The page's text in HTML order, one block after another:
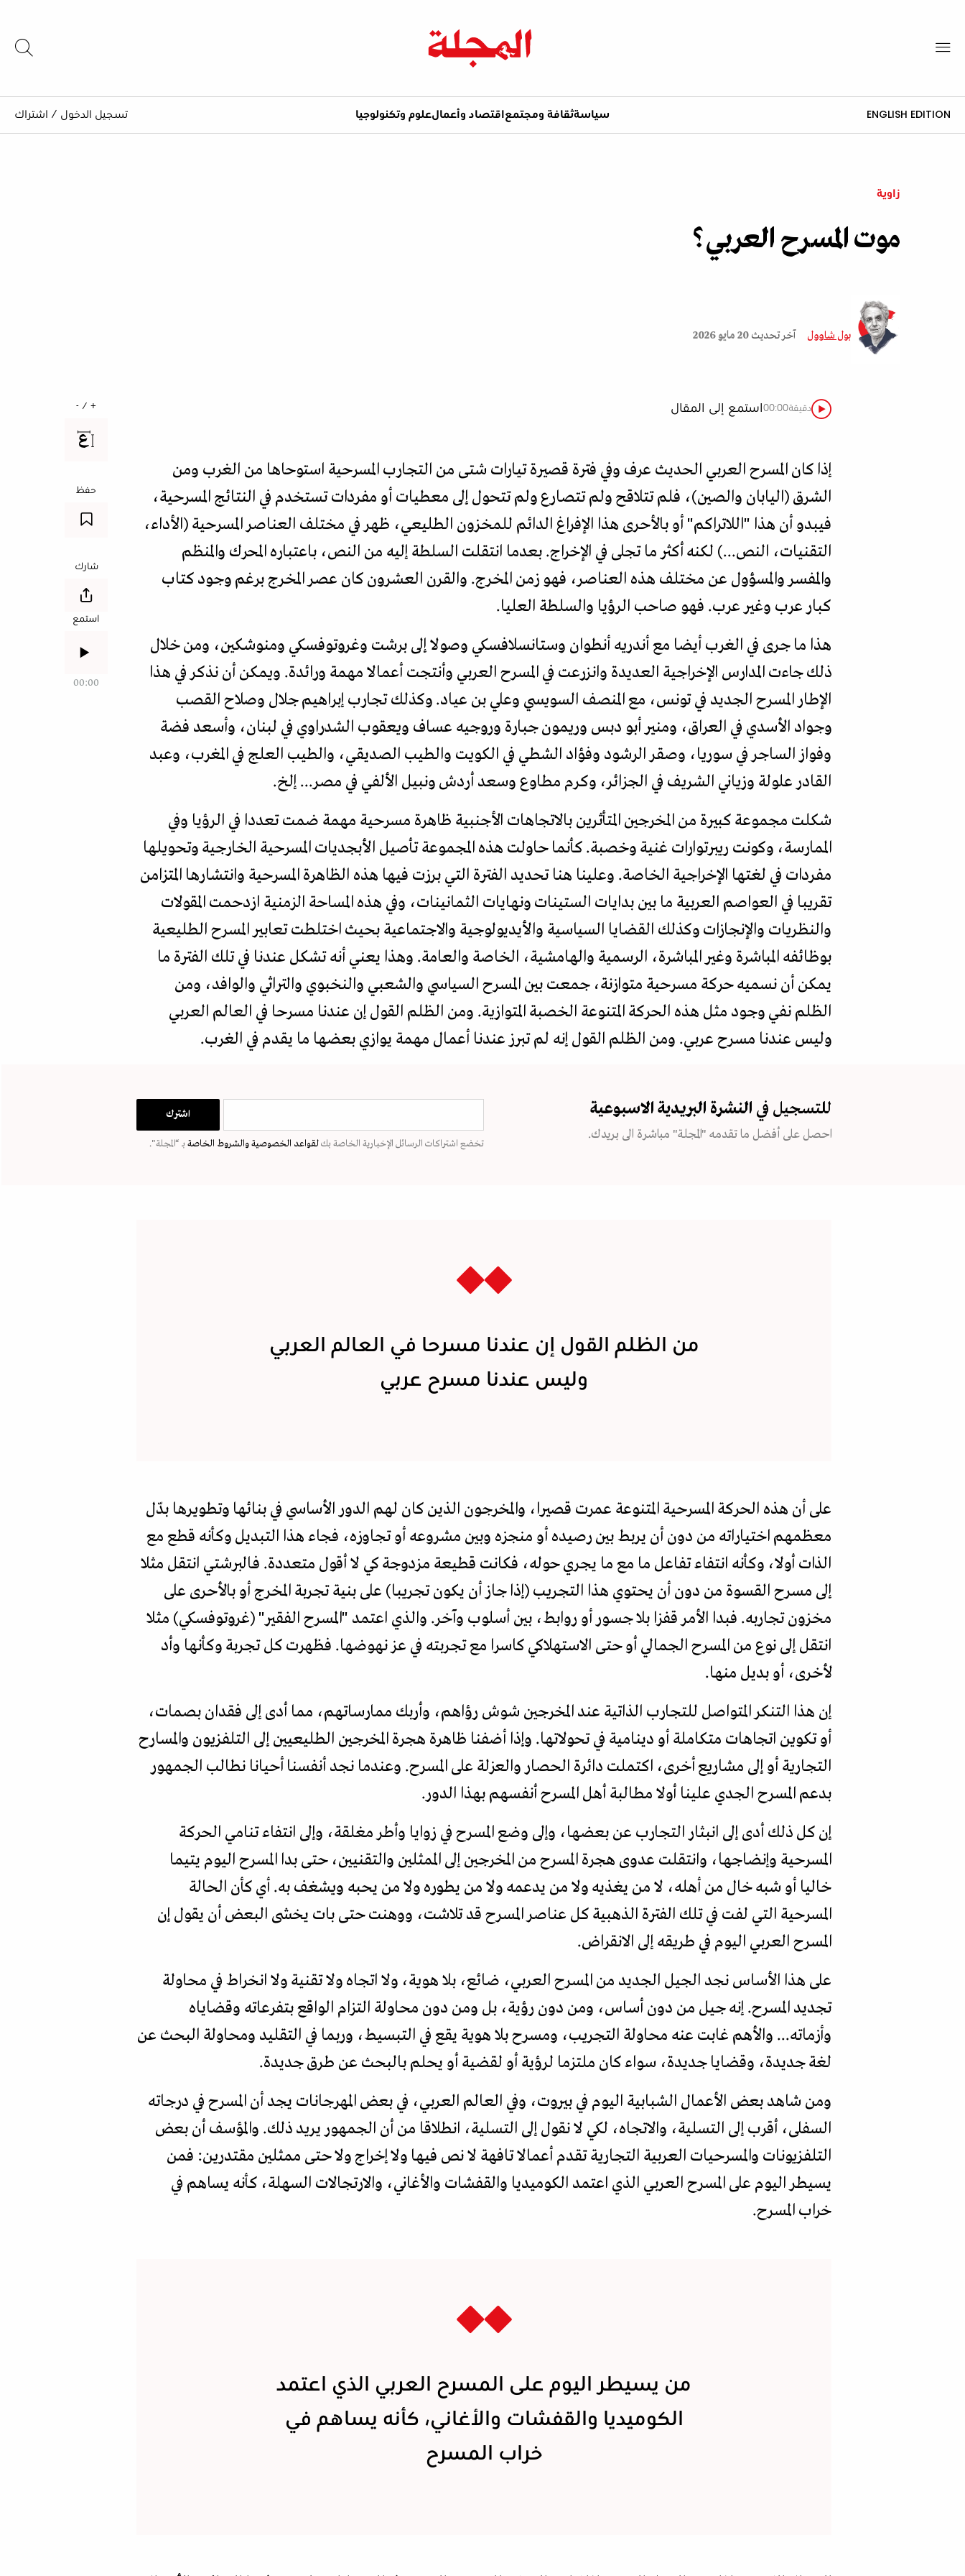
ENGLISH EDITION سياسةثقافة ومجتمع اقتصاد وأعمالعلوم وتكنولوجيا تسجيل الدخول / اشتراك
زاوية
موت المسرح العربي؟
بول شاوول آخر تحديث 20 مايو 2026
استمع إلى المقال00:00دقيقة
إذا كان المسرح العربي الحديث عرف وفي فترة قصيرة تيارات شتى من التجارب المسرحية استوحاها من الغرب ومن
الشرق (اليابان والصين)، فلم تتلاقح ولم تتصارع ولم تتحول إلى معطيات أو مفردات تستخدم في النتائج المسرحية،
فيبدو أن هذا "اللاتراكم" أو بالأحرى هذا الإفراغ الدائم للمخزون الطليعي، ظهر في مختلف العناصر المسرحية (الأداء،
التقنيات، النص...) لكنه أكثر ما تجلى في الإخراج. بعدما انتقلت السلطة إليه من النص، باعتباره المحرك والمنظم
والمفسر والمسؤول عن مختلف هذه العناصر، فهو زمن المخرج. والقرن العشرون كان عصر المخرج برغم وجود كتاب
كبار عرب وغير عرب. فهو صاحب الرؤيا والسلطة العليا.
هذا ما جرى في الغرب أيضا مع أندريه أنطوان وستانسلافسكي وصولا إلى برشت وغروتوفسكي ومنوشكين، ومن خلال
ذلك جاءت المدارس الإخراجية العديدة وانزرعت في المسرح العربي وأنتجت أعمالا مهمة ورائدة. ويمكن أن نذكر في هذا
الإطار المسرح الجديد في تونس، مع المنصف السويسي وعلي بن عياد. وكذلك تجارب إبراهيم جلال وصلاح القصب
وجواد الأسدي في العراق، ومنير أبو دبس وريمون جبارة وروجيه عساف ويعقوب الشدراوي في لبنان، وأسعد فضة
وفواز الساجر في سوريا، وصقر الرشود وفؤاد الشطي في الكويت والطيب الصديقي، والطيب العلج في المغرب، وعبد
القادر علولة وزياني الشريف في الجزائر، وكرم مطاوع وسعد أردش ونبيل الألفي في مصر... إلخ.
شكلت مجموعة كبيرة من المخرجين المتأثرين بالاتجاهات الأجنبية ظاهرة مسرحية مهمة ضمت تعددا في الرؤيا وفي
الممارسة، وكونت ريبرتوارات غنية وخصبة. كأنما حاولت هذه المجموعة تأصيل الأبجديات المسرحية الخارجية وتحويلها
مفردات في لغتها الإخراجية الخاصة. وعلينا هنا تحديد الفترة التي برزت فيها هذه الظاهرة المسرحية وانتشارها المتزامن
تقريبا في العواصم العربية ما بين بدايات الستينات ونهايات الثمانينات، وفي هذه المساحة الزمنية ازدحمت المقولات
والنظريات والإنجازات وكذلك القضايا السياسية والأيديولوجية والاجتماعية بحيث اختلطت تعابير المسرح الطليعية
بوظائفه المباشرة وغير المباشرة، الرسمية والهامشية، الخاصة والعامة. وهذا يعني أنه تشكل عندنا في تلك الفترة ما
يمكن أن نسميه حركة مسرحية متوازنة، جمعت بين المسرح السياسي والشعبي والنخبوي والتراثي والوافد، ومن
الظلم نفي وجود مثل هذه الحركة المتنوعة الخصبة المتوازية. ومن الظلم القول إن عندنا مسرحا في العالم العربي
وليس عندنا مسرح عربي. ومن الظلم القول إنه لم تبرز عندنا أعمال مهمة يوازي بعضها ما يقدم في الغرب.
للتسجيل في النشرة البريدية الاسبوعية
احصل على أفضل ما تقدمه "المجلة" مباشرة الى بريدك.
تخضع اشتراكات الرسائل الإخبارية الخاصة بكلقواعد الخصوصيةوالشروط الخاصة بـ “المجلة".
من الظلم القول إن عندنا مسرحا في العالم العربي
وليس عندنا مسرح عربي
على أن هذه الحركة المسرحية المتنوعة عمرت قصيرا، والمخرجون الذين كان لهم الدور الأساسي في بنائها وتطويرها بدّل
معظمهم اختياراته من دون أن يربط بين رصيده أو منجزه وبين مشروعه أو تجاوزه، فجاء هذا التبديل وكأنه قطع مع
الذات أولا، وكأنه انتفاء تفاعل ما مع ما يجري حوله، فكانت قطيعة مزدوجة كي لا أقول متعددة. فـالبرشتي انتقل مثلا
إلى مسرح القسوة من دون أن يحتوي هذا التجريب (إذا جاز أن يكون تجريبا) على بنية تجربة المخرج أو بالأحرى على
مخزون تجاربه. فبدا الأمر قفزا بلا جسور أو روابط، بين أسلوب وآخر. والذي اعتمد "المسرح الفقير" (غروتوفسكي) مثلا
انتقل إلى نوع من المسرح الجمالي أو حتى الاستهلاكي كاسرا مع تجربته في عز نهوضها. فظهرت كل تجربة وكأنها وأد
لأخرى، أو بديل منها.
إن هذا التنكر المتواصل للتجارب الذاتية عند المخرجين شوش رؤاهم، وأربك ممارساتهم، مما أدى إلى فقدان بصمات،
أو تكوين اتجاهات متكاملة أو دينامية في تحولاتها. وإذا أضفنا ظاهرة هجرة المخرجين الطليعيين إلى التلفزيون والمسارح
التجارية أو إلى مشاريع أخرى، اكتملت دائرة الحصار والعزلة على المسرح. وعندما نجد أنفسنا أحيانا نطالب الجمهور
بدعم المسرح الجدي علينا أولا مطالبة أهل المسرح أنفسهم بهذا الدور.
إن كل ذلك أدى إلى انبثار التجارب عن بعضها، وإلى وضع المسرح في زوايا وأطر مغلقة، وإلى انتفاء تنامي الحركة
المسرحية وإنضاجها، وانتقلت عدوى هجرة المسرح من المخرجين إلى الممثلين والتقنيين، حتى بدا المسرح اليوم يتيما
خاليا أو شبه خال من أهله، لا من يغذيه ولا من يدعمه ولا من يطوره ولا من يحبه ويشغف به. أي كأن الحالة
المسرحية التي لفت في تلك الفترة الذهبية كل عناصر المسرح قد تلاشت، ووهنت حتى بات يخشى البعض أن يقول إن
المسرح العربي اليوم في طريقه إلى الانقراض.
على هذا الأساس نجد الجيل الجديد من المسرح العربي، ضائع، بلا هوية، ولا اتجاه ولا تقنية ولا انخراط في محاولة
تجديد المسرح. إنه جيل من دون أساس، ومن دون رؤية، بل ومن دون محاولة التزام الواقع بتفرعاته وقضاياه
وأزماته... والأهم غابت عنه محاولة التجريب، ومسرح بلا هوية يقع في التبسيط، وربما في التقليد ومحاولة البحث عن
لغة جديدة، وقضايا جديدة، سواء كان ملتزما لرؤية أو لقضية أو يحلم بالبحث عن طرق جديدة.
ومن شاهد بعض الأعمال الشبابية اليوم في بيروت، وفي العالم العربي، في بعض المهرجانات يجد أن المسرح في درجاته
السفلى، أقرب إلى التسلية، والاتجاه، لكي لا نقول إلى التسلية، انطلاقا من أن الجمهور يريد ذلك. والمؤسف أن بعض
التلفزيونات والمسرحيات العربية التجارية تقدم أعمالا تافهة لا نص فيها ولا إخراج ولا حتى ممثلين مقتدرين: فمن
يسيطر اليوم على المسرح العربي الذي اعتمد الكوميديا والقفشات والأغاني، والارتجالات السهلة، كأنه يساهم في
خراب المسرح.
من يسيطر اليوم على المسرح العربي الذي اعتمد
الكوميديا والقفشات والأغاني، كأنه يساهم في
خراب المسرح
+ / -
حفظ
شارك
استمع
00:00